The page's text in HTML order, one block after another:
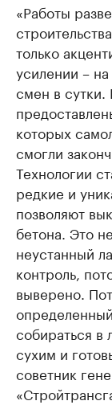
«Работы
только
усилении –
смен в
которых
смогли
Технологии
редкие и
позволяют
бетона. Это
неустанный
контроль,
выверено.
собираться в
сухим и
советник